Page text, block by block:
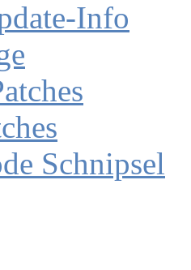
Info
Schnipsel